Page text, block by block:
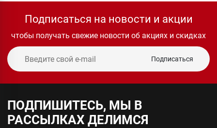
Подписаться на новости и акции
чтобы получать свежие новости об акциях и скидках
Подписаться
ПОДПИШИТЕСЬ, МЫ В
РАССЫЛКАХ ДЕЛИМСЯ